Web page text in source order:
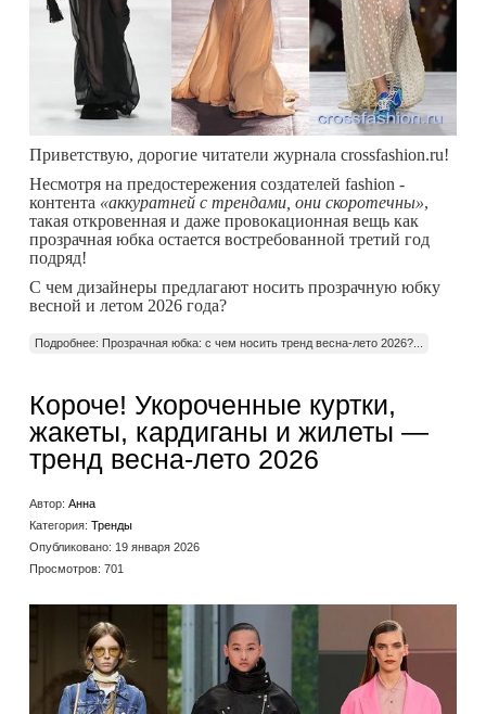
Приветствую, дорогие читатели журнала crossfashion.ru!
Несмотря на предостережения создателей fashion -
контента «аккуратней с трендами, они скоротечны»,
такая откровенная и даже провокационная вещь как
прозрачная юбка остается востребованной третий год
подряд!
С чем дизайнеры предлагают носить прозрачную юбку
весной и летом 2026 года?
Подробнее: Прозрачная юбка: с чем носить тренд весна-лето 2026?...
Короче! Укороченные куртки,
жакеты, кардиганы и жилеты —
тренд весна-лето 2026
Автор: Анна
Категория: Тренды
Опубликовано: 19 января 2026
Просмотров: 701